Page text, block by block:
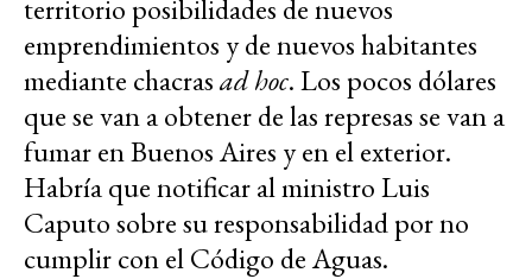
territorio posibilidades de nuevos
emprendimientos y de nuevos habitantes
mediante chacrasad hoc. Los pocos dólares
que se van a obtener de las represas se van a
fumar en Buenos Aires y en el exterior.
Habría que notificar al ministro Luis
Caputo sobre su responsabilidad por no
cumplir con el Código de Aguas.